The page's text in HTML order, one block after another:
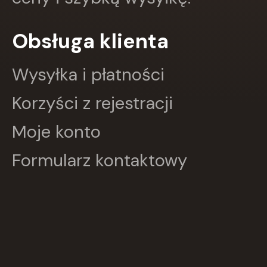
HARMONIA
Jaguar
Kangur
KLUSZCZYŃSKI
Kram
Obsługa klienta
Wysyłka i płatności
Korzyści z rejestracji
Moje konto
Formularz kontaktowy